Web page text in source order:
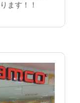
ます！！